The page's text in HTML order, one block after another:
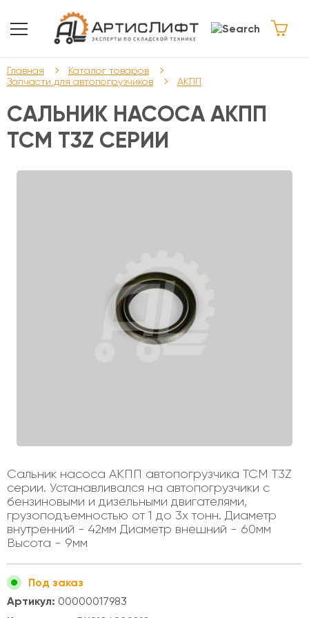
Главная
Каталог товаров
Запчасти для автопогрузчиков
АКПП
САЛЬНИК НАСОСА АКПП
TCM T3Z СЕРИИ
Сальник насоса АКПП автопогрузчика TCM T3Z
серии. Устанавливался на автопогрузчики с
бензиновыми и дизельными двигателями,
грузоподъемностью от 1 до 3х тонн. Диаметр
внутренний - 42мм Диаметр внешний - 60мм
Высота - 9мм
Под заказ
Артикул: 00000017983